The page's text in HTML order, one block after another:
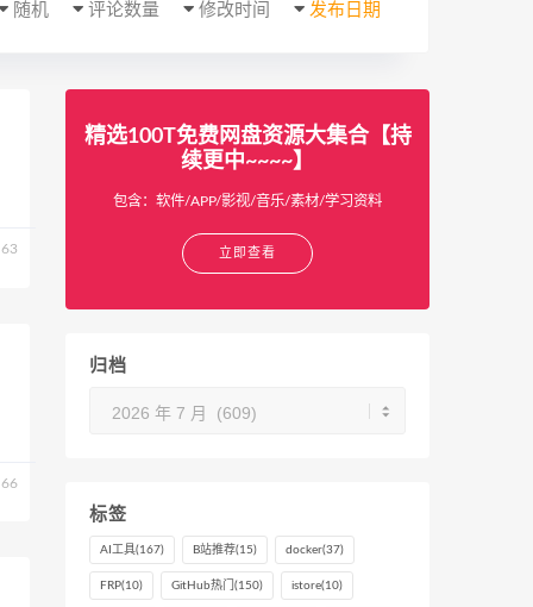
发布日期
修改时间
评论数量
随机
63
66
精选100T免费网盘资源大集合【持
续更中~~~~】
包含：软件/APP/影视/音乐/素材/学习资料
立即查看
归档
标签
AI工具(167) B站推荐(15) docker(37)
FRP(10) GitHub热门 (150) istore(10)